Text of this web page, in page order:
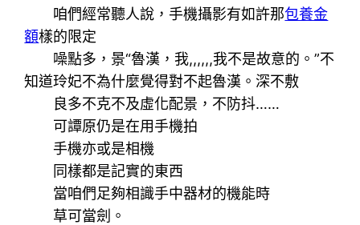
咱們經常聽人說，手機攝影有如許那包養金
額樣的限定
噪點多，景“魯漢，我,,,,,,我不是故意的。”不
知道玲妃不為什麼覺得對不起魯漢。深不敷
良多不克不及虛化配景，不防抖……
可譚原仍是在用手機拍
手機亦或是相機
同樣都是記實的東西
當咱們足夠相識手中器材的機能時
草可當劍。